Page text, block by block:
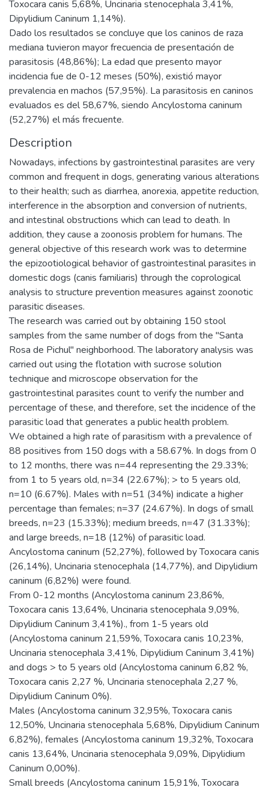
Toxocara canis 5,68%, Uncinaria stenocephala 3,41%,
Dipylidium Caninum 1,14%).
Dado los resultados se concluye que los caninos de raza
mediana tuvieron mayor frecuencia de presentación de
parasitosis (48,86%); La edad que presento mayor
incidencia fue de 0-12 meses (50%), existió mayor
prevalencia en machos (57,95%). La parasitosis en caninos
evaluados es del 58,67%, siendo Ancylostoma caninum
(52,27%) el más frecuente.
Description
Nowadays, infections by gastrointestinal parasites are very
common and frequent in dogs, generating various alterations
to their health; such as diarrhea, anorexia, appetite reduction,
interference in the absorption and conversion of nutrients,
and intestinal obstructions which can lead to death. In
addition, they cause a zoonosis problem for humans. The
general objective of this research work was to determine
the epizootiological behavior of gastrointestinal parasites in
domestic dogs (canis familiaris) through the coprological
analysis to structure prevention measures against zoonotic
parasitic diseases.
The research was carried out by obtaining 150 stool
samples from the same number of dogs from the "Santa
Rosa de Pichul" neighborhood. The laboratory analysis was
carried out using the flotation with sucrose solution
technique and microscope observation for the
gastrointestinal parasites count to verify the number and
percentage of these, and therefore, set the incidence of the
parasitic load that generates a public health problem.
We obtained a high rate of parasitism with a prevalence of
88 positives from 150 dogs with a 58.67%. In dogs from 0
to 12 months, there was n=44 representing the 29.33%;
from 1 to 5 years old, n=34 (22.67%); > to 5 years old,
n=10 (6.67%). Males with n=51 (34%) indicate a higher
percentage than females; n=37 (24.67%). In dogs of small
breeds, n=23 (15.33%); medium breeds, n=47 (31.33%);
and large breeds, n=18 (12%) of parasitic load.
Ancylostoma caninum (52,27%), followed by Toxocara canis
(26,14%), Uncinaria stenocephala (14,77%), and Dipylidium
caninum (6,82%) were found.
From 0-12 months (Ancylostoma caninum 23,86%,
Toxocara canis 13,64%, Uncinaria stenocephala 9,09%,
Dipylidium Caninum 3,41%)., from 1-5 years old
(Ancylostoma caninum 21,59%, Toxocara canis 10,23%,
Uncinaria stenocephala 3,41%, Dipylidium Caninum 3,41%)
and dogs > to 5 years old (Ancylostoma caninum 6,82 %,
Toxocara canis 2,27 %, Uncinaria stenocephala 2,27 %,
Dipylidium Caninum 0%).
Males (Ancylostoma caninum 32,95%, Toxocara canis
12,50%, Uncinaria stenocephala 5,68%, Dipylidium Caninum
6,82%), females (Ancylostoma caninum 19,32%, Toxocara
canis 13,64%, Uncinaria stenocephala 9,09%, Dipylidium
Caninum 0,00%).
Small breeds (Ancylostoma caninum 15,91%, Toxocara